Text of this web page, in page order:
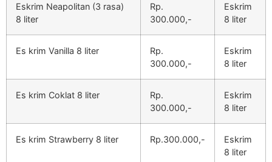
Eskrim Neapolitan (3 rasa)
8 liter
Rp.
300.000,-
Eskrim
8 liter
Es krim Vanilla 8 liter
Rp.
300.000,-
Eskrim
8 liter
Es krim Coklat 8 liter
Rp.
300.000,-
Eskrim
8 liter
Es krim Strawberry 8 liter Rp.300.000,-
Eskrim
8 liter